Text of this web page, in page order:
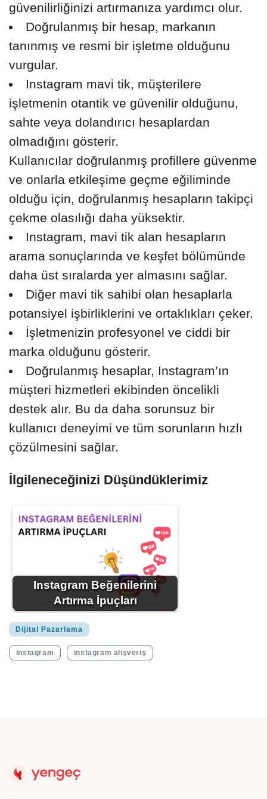
güvenilirliğinizi artırmanıza yardımcı olur.
Doğrulanmış bir hesap, markanın
tanınmış ve resmi bir işletme olduğunu
vurgular.
Instagram mavi tik, müşterilere
işletmenin otantik ve güvenilir olduğunu,
sahte veya dolandırıcı hesaplardan
olmadığını gösterir.
Kullanıcılar doğrulanmış profillere güvenme
ve onlarla etkileşime geçme eğiliminde
olduğu için, doğrulanmış hesapların takipçi
çekme olasılığı daha yüksektir.
Instagram, mavi tik alan hesapların
arama sonuçlarında ve keşfet bölümünde
daha üst sıralarda yer almasını sağlar.
Diğer mavi tik sahibi olan hesaplarla
potansiyel işbirliklerini ve ortaklıkları çeker.
İşletmenizin profesyonel ve ciddi bir
marka olduğunu gösterir.
Doğrulanmış hesaplar, Instagram’ın
müşteri hizmetleri ekibinden öncelikli
destek alır. Bu da daha sorunsuz bir
kullanıcı deneyimi ve tüm sorunların hızlı
çözülmesini sağlar.
İlgileneceğinizi Düşündüklerimiz
Instagram Beğenilerini
Artırma İpuçları
Dijital Pazarlama
instagram instagram alışveriş